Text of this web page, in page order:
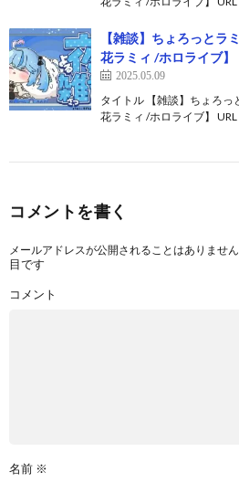
【雑談】ちょろっとラ
花ラミィ /ホロライブ】
2025.05.09
タイトル 【雑談】ちょろ
花ラミィ /ホロライブ】
コメントを書く
メールアドレスが公開されることはありません
目です
コメント
名前 ※